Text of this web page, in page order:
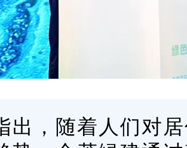
出，随着人们对